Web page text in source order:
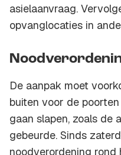
asielaanvraag.
opvanglocaties in
De aanpak moet
buiten voor de
gaan slapen, zoals de
gebeurde. Sinds
noodverordening